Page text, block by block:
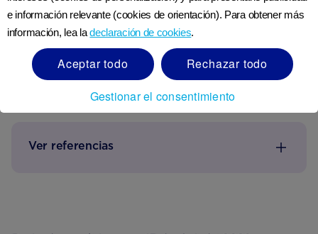
para no estimular demasiado a tu bebé.
Entonces, en resumen, aún puedes comer
de no consumir grandes cantidades.
Ver referencias
e información relevante (cookies de orientación). Para obtener más
información, lea ladeclaración de cookies.
Aceptar todo
Rechazar todo
Gestionar el consentimiento